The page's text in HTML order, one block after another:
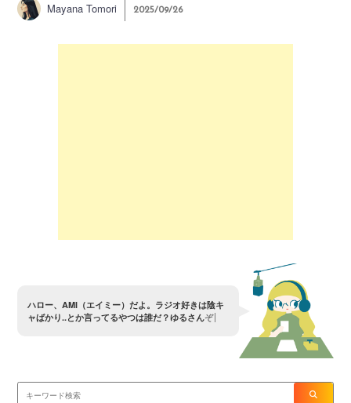
Mayana Tomori 2025/09/26
陰
ャば り ..とか言っ てる や つは誰 だ？ゆるさん
ぞ 〜？